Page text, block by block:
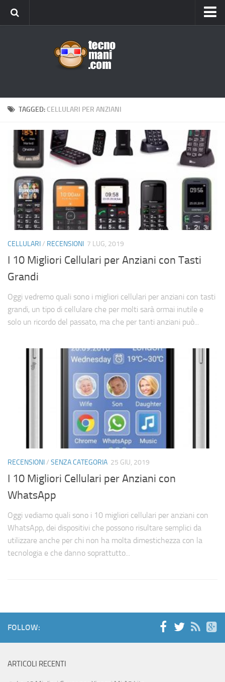
Windows
News
Cellulari
Gadget
Recensioni
Contact Us
Privacy
Cerca
TAGGED: CELLULARI PER ANZIANI
CELLULARI/ RECENSIONI 7 LUG, 2019
I 10 Migliori Cellulari per Anziani con Tasti
Grandi
Oggi vedremo quali sono i migliori cellulari per anziani con tasti
grandi, un tipo di cellulare che per molti sarà ormai inutile e
solo un ricordo del passato, ma che per tanti anziani può...
RECENSIONI/ SENZA CATEGORIA 25 GIU, 2019
I 10 Migliori Cellulari per Anziani con
WhatsApp
Oggi vediamo quali sono i 10 migliori cellulari per anziani con
WhatsApp, dei dispositivi che possono risultare semplici da
utilizzare anche per chi non ha molta dimestichezza con la
tecnologia e che danno soprattutto...
FOLLOW:
ARTICOLI RECENTI